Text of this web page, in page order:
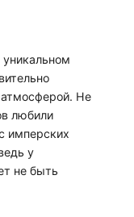
Не
любили
имперских
у
не быть